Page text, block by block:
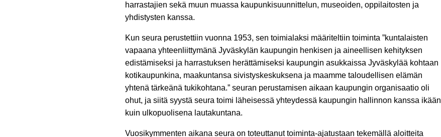
harrastajien sekä muun muassa kaupunkisuunnittelun, museoiden, oppilaitosten ja
yhdistysten kanssa.
Kun seura perustettiin vuonna 1953, sen toimialaksi määriteltiin toiminta ”kuntalaisten
vapaana yhteenliittymänä Jyväskylän kaupungin henkisen ja aineellisen kehityksen
edistämiseksi ja harrastuksen herättämiseksi kaupungin asukkaissa Jyväskylää kohtaan
kotikaupunkina, maakuntansa sivistyskeskuksena ja maamme taloudellisen elämän
yhtenä tärkeänä tukikohtana.” seuran perustamisen aikaan kaupungin organisaatio oli
ohut, ja siitä syystä seura toimi läheisessä yhteydessä kaupungin hallinnon kanssa ikään
kuin ulkopuolisena lautakuntana.
Vuosikymmenten aikana seura on toteuttanut toiminta-ajatustaan tekemällä aloitteita